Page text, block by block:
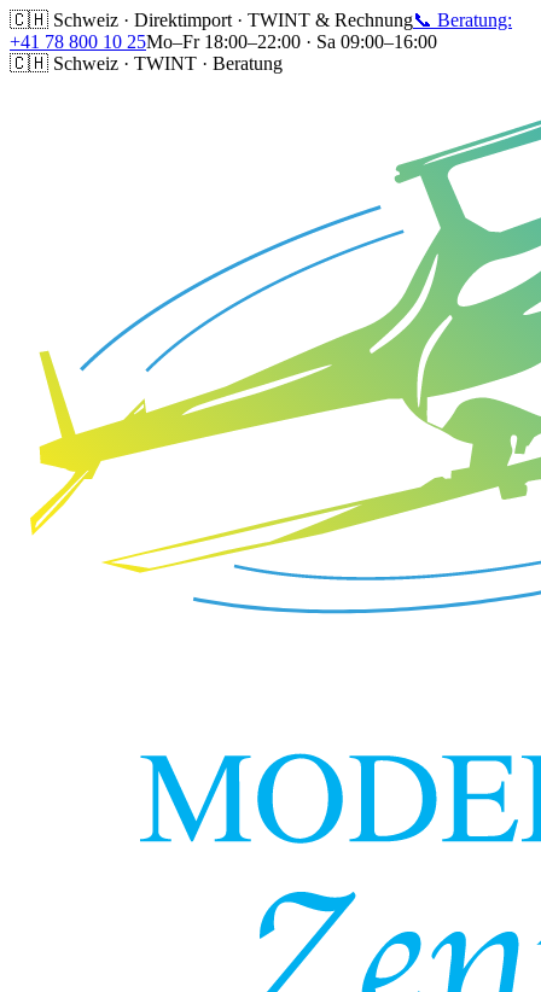
🇨🇭 Schweiz · Direktimport · TWINT & Rechnung📞 Beratung:
+41 78 800 10 25Mo–Fr 18:00–22:00 · Sa 09:00–16:00
🇨🇭 Schweiz · TWINT · Beratung